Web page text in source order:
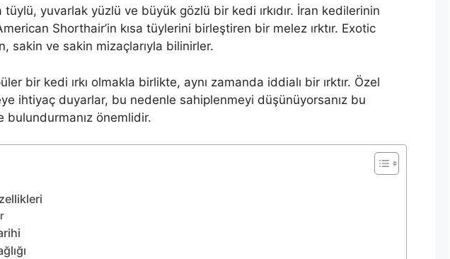
tüylü, yuvarlak yüzlü ve büyük gözlü bir kedi ırkıdır. İran kedilerinin
Shorthair’in kısa tüylerini birleştiren bir melez ırktır. Exotic
sakin ve sakin mizaçlarıyla bilinirler.
bir kedi ırkı olmakla birlikte, aynı zamanda iddialı bir ırktır. Özel
ihtiyaç duyarlar, bu nedenle sahiplenmeyi düşünüyorsanız bu
önemlidir.